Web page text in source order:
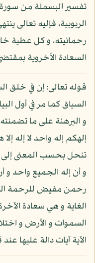
تفسير البسملة من سورة
الربوبية، فإليه تعالى
رحمانيته، و كل عطية
السعادة الأخروية
قوله تعالى: إن في خلق
السياق كما مر في أول
و البرهنة على ما
إلهكم إله واحد لا إله
تنحل بحسب المعنى إلى
و أن إله الجميع واحد و
رحمن مفيض للرحمة
الغاية و هي سعادة
السموات و الأرض و
الآية آيات دالة عليها